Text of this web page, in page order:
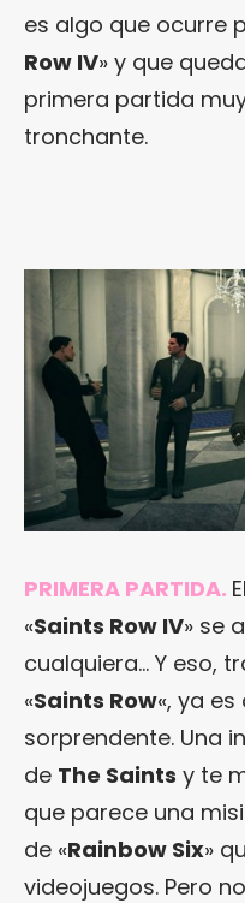
es algo que ocurre
Row IV» y que
primera partida
tronchante.
PRIMERA PARTIDA. El
«Saints Row IV» se
cualquiera… Y eso,
«Saints Row«, ya
sorprendente. Una
de The Saints y te
que parece una
de «Rainbow Six»
videojuegos. Pero